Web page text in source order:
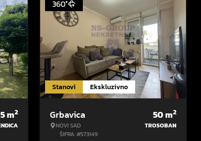
m2
Stanovi Ekskluzivno
360°
Grbavica
NOVI SAD
ŠIFRA: #573149
50m2
TROSOBAN